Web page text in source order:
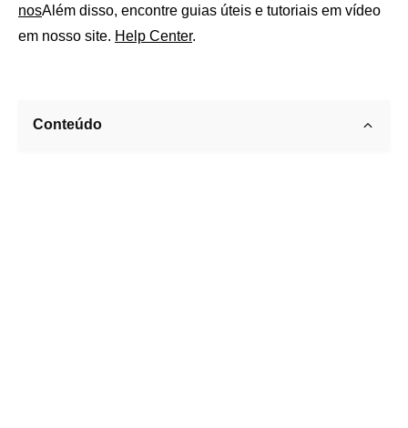
nosAlém disso, encontre guias úteis e tutoriais em vídeo
em nosso site. Help Center.
Conteúdo